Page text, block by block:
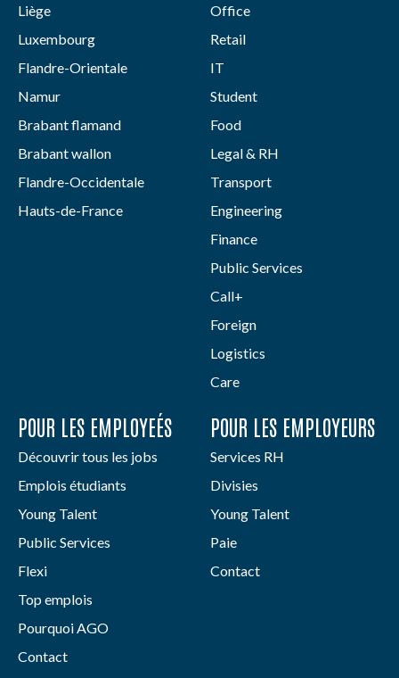
Liège
Luxembourg
Flandre-Orientale
Namur
Brabant flamand
Brabant wallon
Flandre-Occidentale
Hauts-de-France
Office
Retail
IT
Student
Food
Legal & RH
Transport
Engineering
Finance
Public Services
Call+
Foreign
Logistics
Care
POUR LES EMPLOYEÉS
Découvrir tous les jobs
Emplois étudiants
Young Talent
Public Services
Flexi
Top emplois
Pourquoi AGO
Contact
POUR LES EMPLOYEURS
Services RH
Divisies
Young Talent
Paie
Contact